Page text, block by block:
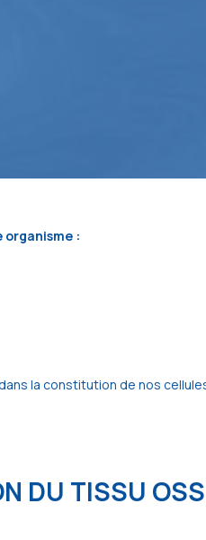
:
la constitution de nos
DU TISSU